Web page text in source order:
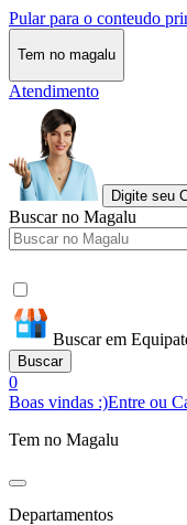
Pular para o conteudo
Tem no magalu
Atendimento
Digite seu
Buscar no Magalu
Buscar em
Buscar
0
Boas vindas :)Entre ou
Tem no Magalu
Departamentos